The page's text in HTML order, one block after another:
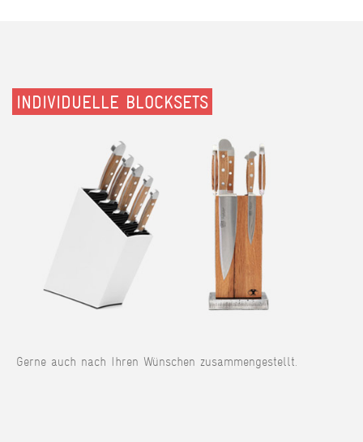
INDIVIDUELLE BLOCKSETS
Gerne auch nach Ihren Wünschen zusammengestellt.